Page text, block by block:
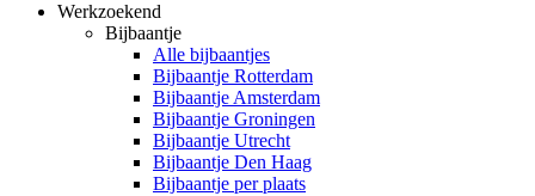
Werkzoekend
Bijbaantje
Alle bijbaantjes
Bijbaantje Rotterdam
Bijbaantje Amsterdam
Bijbaantje Groningen
Bijbaantje Utrecht
Bijbaantje Den Haag
Bijbaantje per plaats